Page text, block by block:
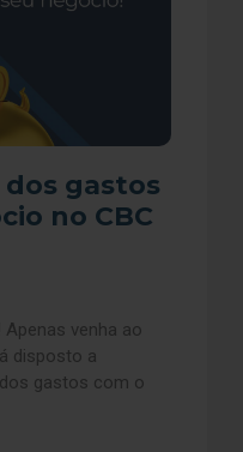
dos gastos
no CBC
venha ao
disposto a
gastos com o